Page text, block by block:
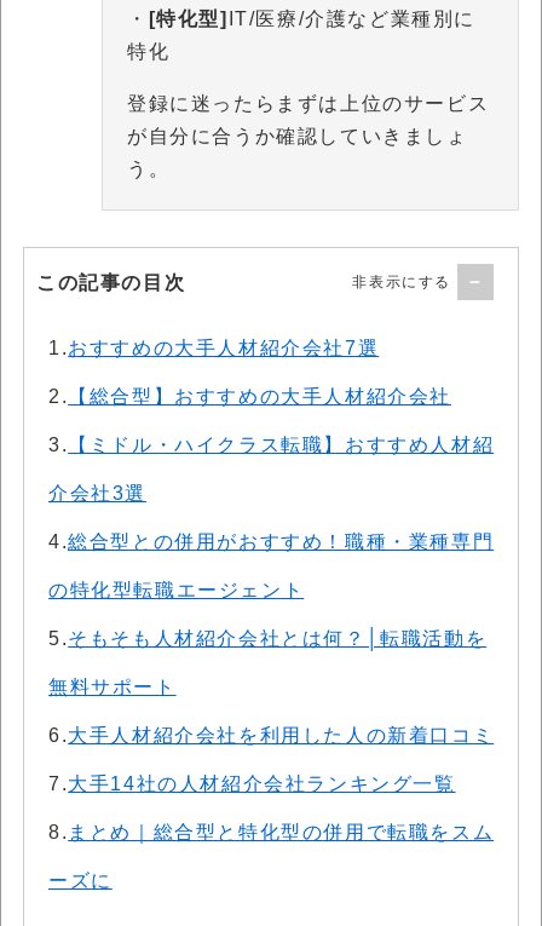
・ [特化型] IT/医療/介護など業種別に
特化
登録に迷ったらまずは上位のサービス
が自分に合うか確認していきましょ
う。
この記事の目次
1.おすすめの大手人材紹介会社7選
2. 【総合型】おすすめの大手人材紹介会社
3. 【ミドル・ハイクラス転職】おすすめ人材紹
介会社3選
4.総合型との併用がおすすめ！職種・業種専門
の特化型転職エージェント
5.そもそも人材紹介会社とは何？│転職活動を
無料サポート
6.大手人材紹介会社を利用した人の新着口コミ
7.大手14社の人材紹介会社ランキング一覧
8. まとめ｜総合型と特化型の併用で転職をスム
ーズに